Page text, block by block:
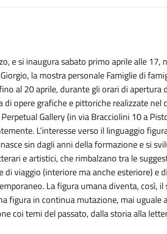
e si inaugura sabato primo aprile alle 17,
la mostra personale Famiglie di
al 20 aprile, durante gli orari di apertura
di opere grafiche e pittoriche realizzate nel
Gallery (in via Bracciolini 10 a
L’interesse verso il linguaggio
sin dagli anni della formazione e si
e artistici, che rimbalzano tra le
di viaggio (interiore ma anche esteriore) e
La figura umana diventa, così,
figura in continua mutazione, mai uguale
coi temi del passato, dalla storia alla